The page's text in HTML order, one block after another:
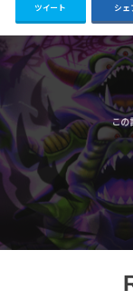
ツイート シェ